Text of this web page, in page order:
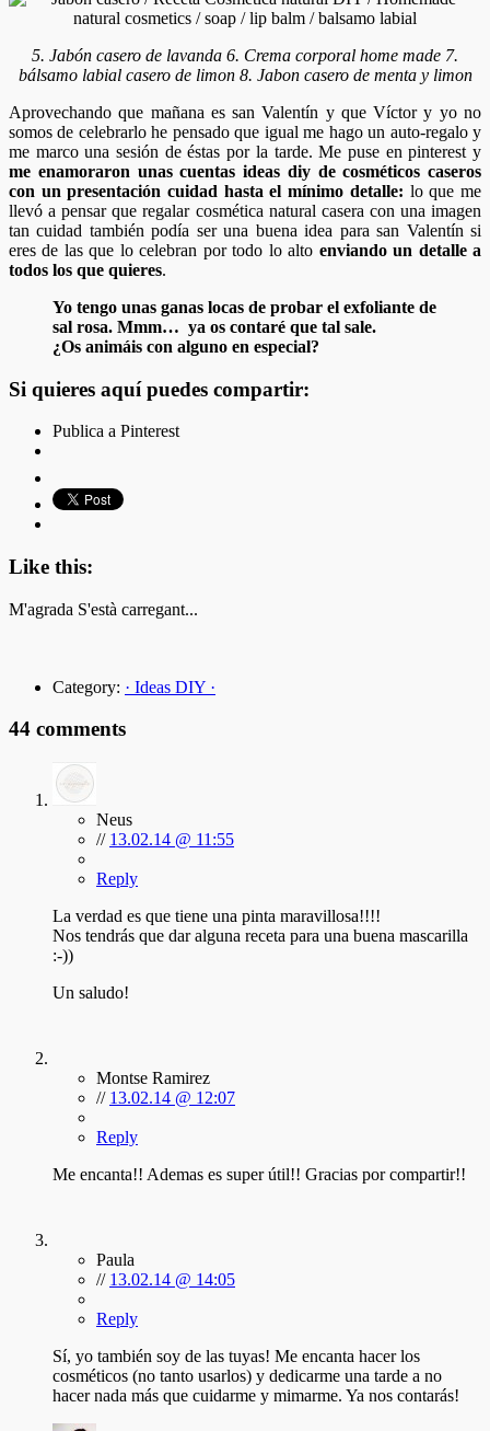
5. Jabón casero de lavanda 6. Crema corporal home made 7.
bálsamo labial casero de limon 8. Jabon casero de menta y limon
Aprovechando que mañana es san Valentín y que Víctor y yo no
somos de celebrarlo he pensado que igual me hago un auto-regalo y
me marco una sesión de éstas por la tarde. Me puse en pinterest y
me enamoraron unas cuentas ideas diy de cosméticos caseros
con un presentación cuidad hasta el mínimo detalle: lo que me
llevó a pensar que regalar cosmética natural casera con una imagen
tan cuidad también podía ser una buena idea para san Valentín si
eres de las que lo celebran por todo lo alto enviando un detalle a
todos los que quieres.
Yo tengo unas ganas locas de probar el exfoliante de
sal rosa. Mmm… ya os contaré que tal sale.
¿Os animáis con alguno en especial?
Si quieres aquí puedes compartir:
Publica a Pinterest
Like this:
M'agrada S'està carregant...
Category: · Ideas DIY ·
44 comments
Neus
// 13.02.14 @ 11:55
Reply
La verdad es que tiene una pinta maravillosa!!!!
Nos tendrás que dar alguna receta para una buena mascarilla
:-))
Un saludo!
Montse Ramirez
// 13.02.14 @ 12:07
Reply
Me encanta!! Ademas es super útil!! Gracias por compartir!!
Paula
// 13.02.14 @ 14:05
Reply
Sí, yo también soy de las tuyas! Me encanta hacer los
cosméticos (no tanto usarlos) y dedicarme una tarde a no
hacer nada más que cuidarme y mimarme. Ya nos contarás!